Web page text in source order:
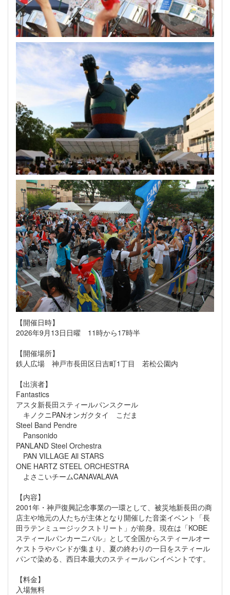
【開催日時】
2026年9月13日日曜 11時から17時半
【開催場所】
鉄人広場 神戸市長田区日吉町1丁目 若松公園内
【出演者】
Fantastics
アスタ新長田スティールパンスクール
キノクニPANオンガクタイ こだま
Steel Band Pendre
Pansonido
PANLAND Steel Orchestra
PAN VILLAGE All STARS
ONE HARTZ STEEL ORCHESTRA
よさこいチームCANAVALAVA
【内容】
2001年・神戸復興記念事業の一環として、被災地新長田の商
店主や地元の人たちが主体となり開催した音楽イベント「長
田ラテンミュージックストリート」が前身。現在は「KOBE
スティールパンカーニバル」として全国からスティールオー
ケストラやバンドが集まり、夏の終わりの一日をスティール
パンで染める、西日本最大のスティールパンイベントです。
【料金】
入場無料